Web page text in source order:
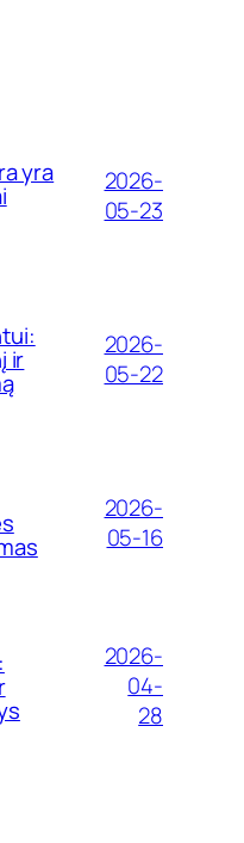
yra
2026-
05-23
ir
2026-
05-22
2026-
05-16
2026-
04-
28